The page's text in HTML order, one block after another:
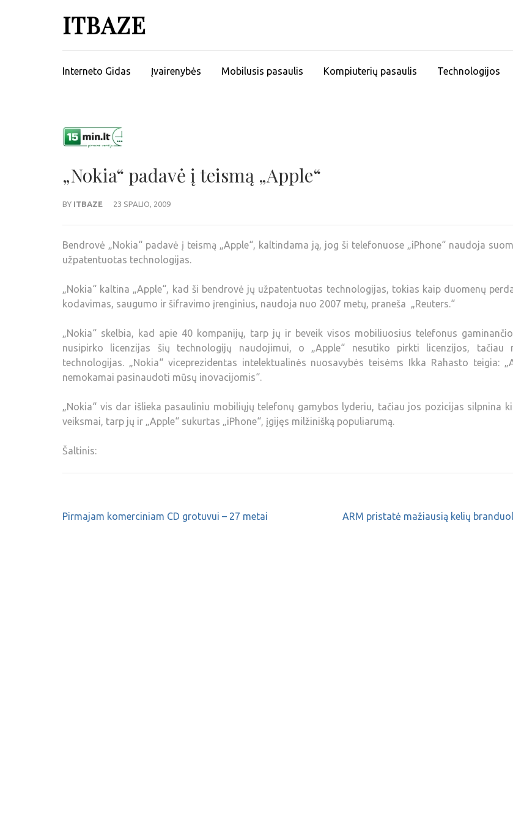
ITBAZE
Interneto Gidas Įvairenybės Mobilusis pasaulis Kompiuterių pasaulis Technologijos
„Nokia“ padavė į teismą „Apple“
BY ITBAZE 23 SPALIO, 2009
Bendrovė „Nokia“ padavė į teismą „Apple“, kaltindama ją, jog ši telefonuose „iPhone“ naudoja
užpatentuotas technologijas.
„Nokia“ kaltina „Apple“, kad ši bendrovė jų užpatentuotas technologijas, tokias kaip duomenų
kodavimas, saugumo ir šifravimo įrenginius, naudoja nuo 2007 metų, praneša „Reuters.“
„Nokia“ skelbia, kad apie 40 kompanijų, tarp jų ir beveik visos mobiliuosius telefonus
nusipirko licenzijas šių technologijų naudojimui, o „Apple“ nesutiko pirkti licenzijos, tačiau
technologijas. „Nokia“ viceprezidentas intelektualinės nuosavybės teisėms Ikka Rahasto teigia:
nemokamai pasinaudoti mūsų inovacijomis“.
„Nokia“ vis dar išlieka pasauliniu mobiliųjų telefonų gamybos lyderiu, tačiau jos pozicijas silpnina
veiksmai, tarp jų ir „Apple“ sukurtas „iPhone“, įgijęs milžinišką populiarumą.
Šaltinis:
Pirmajam komerciniam CD grotuvui – 27 metai ARM pristatė mažiausią kelių